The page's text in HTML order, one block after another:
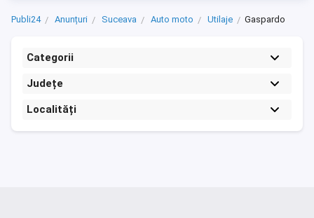
Publi24 Anunțuri Suceava Auto moto Utilaje Gaspardo
Categorii
Județe
Localități